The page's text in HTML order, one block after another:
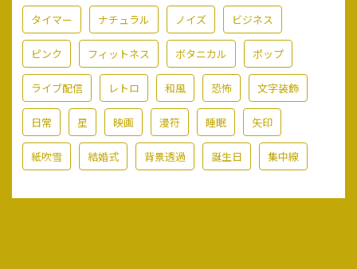
タイマー ナチュラル ノイズ ビジネス
ピンク フィットネス ボタニカル ポップ
ライブ配信 レトロ 和風 恐怖 文字装飾
日常 星 映画 漫符 睡眠 矢印
紙吹雪 結婚式 背景透過 誕生日 集中線